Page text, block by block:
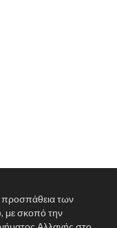
προσπάθεια των
με σκοπό την